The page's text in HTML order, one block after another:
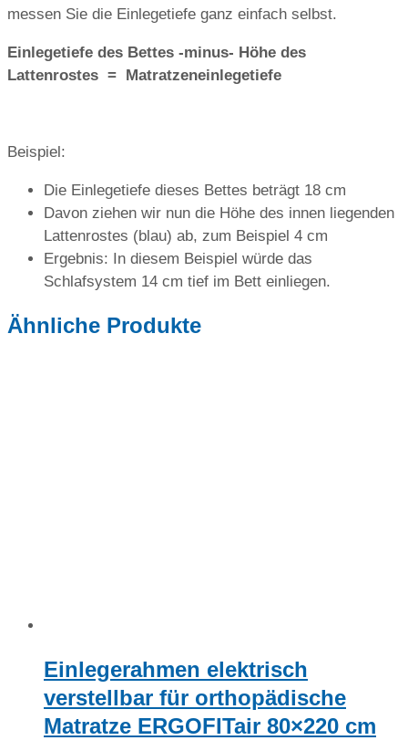
messen Sie die Einlegetiefe ganz einfach selbst.
Einlegetiefe des Bettes -minus- Höhe des
Lattenrostes = Matratzeneinlegetiefe
Beispiel:
Die Einlegetiefe dieses Bettes beträgt 18 cm
Davon ziehen wir nun die Höhe des innen liegenden
Lattenrostes (blau) ab, zum Beispiel 4 cm
Ergebnis: In diesem Beispiel würde das
Schlafsystem 14 cm tief im Bett einliegen.
Ähnliche Produkte
Einlegerahmen elektrisch
verstellbar für orthopädische
Matratze ERGOFITair 80×220 cm